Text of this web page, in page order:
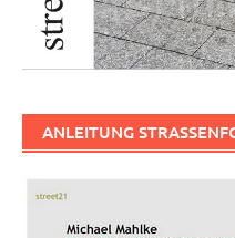
ANLEITUNG